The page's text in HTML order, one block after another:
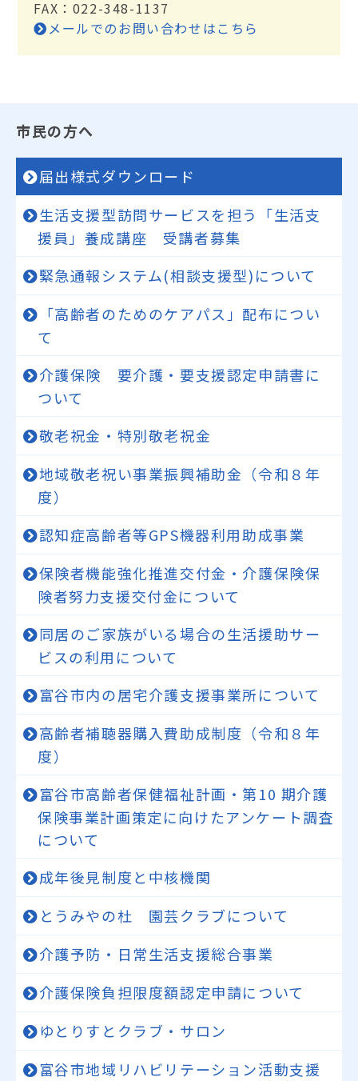
FAX：022-348-1137
メールでのお問い合わせはこちら
市民の方へ
届出様式ダウンロード
生活支援型訪問サービスを担う「生活支
援員」養成講座 受講者募集
緊急通報システム(相談支援型)について
「高齢者のためのケアパス」配布につい
て
介護保険 要介護・要支援認定申請書に
ついて
敬老祝金・特別敬老祝金
地域敬老祝い事業振興補助金（令和８年
度）
認知症高齢者等GPS機器利用助成事業
保険者機能強化推進交付金・介護保険保
険者努力支援交付金について
同居のご家族がいる場合の生活援助サー
ビスの利用について
富谷市内の居宅介護支援事業所について
高齢者補聴器購入費助成制度（令和８年
度）
富谷市高齢者保健福祉計画・第10 期介護
保険事業計画策定に向けたアンケート調査
について
成年後見制度と中核機関
とうみやの杜 園芸クラブについて
介護予防・日常生活支援総合事業
介護保険負担限度額認定申請について
ゆとりすとクラブ・サロン
富谷市地域リハビリテーション活動支援